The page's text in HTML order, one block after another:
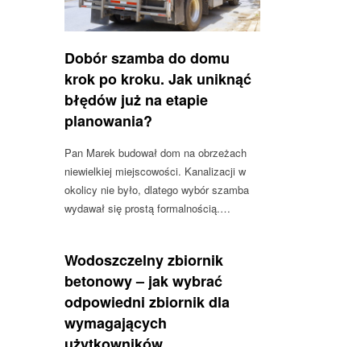
Dobór szamba do domu
krok po kroku. Jak uniknąć
błędów już na etapie
planowania?
Pan Marek budował dom na obrzeżach
niewielkiej miejscowości. Kanalizacji w
okolicy nie było, dlatego wybór szamba
wydawał się prostą formalnością.…
Wodoszczelny zbiornik
betonowy – jak wybrać
odpowiedni zbiornik dla
wymagających